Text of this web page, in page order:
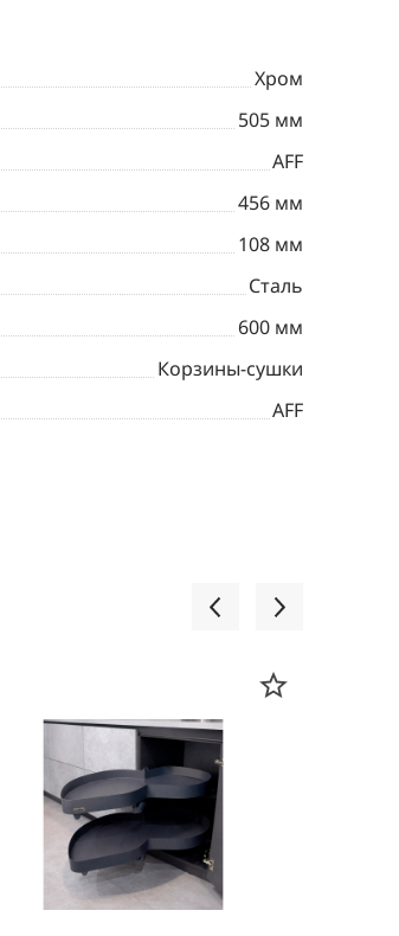
Хром
505 мм
AFF
456 мм
108 мм
Сталь
600 мм
Корзины-сушки
AFF